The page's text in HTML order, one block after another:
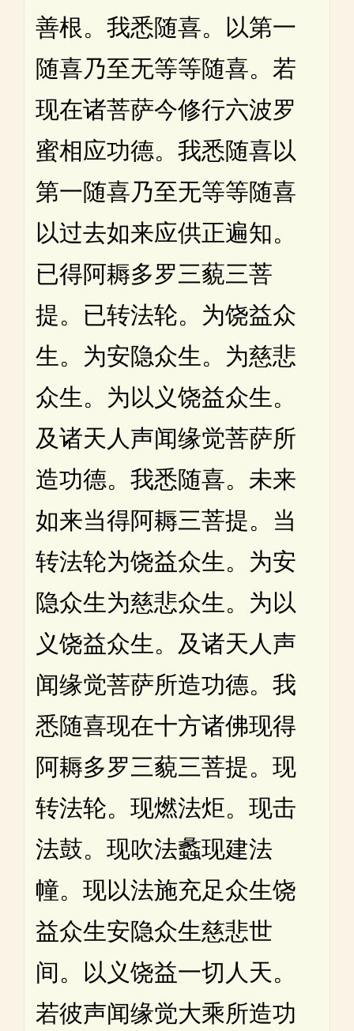
善根。我悉随喜。以第一
随喜乃至无等等随喜。若
现在诸菩萨今修行六波罗
蜜相应功德。我悉随喜以
第一随喜乃至无等等随喜
以过去如来应供正遍知。
已得阿耨多罗三藐三菩
提。已转法轮。为饶益众
生。为安隐众生。为慈悲
众生。为以义饶益众生。
及诸天人声闻缘觉菩萨所
造功德。我悉随喜。未来
如来当得阿耨三菩提。当
转法轮为饶益众生。为安
隐众生为慈悲众生。为以
义饶益众生。及诸天人声
闻缘觉菩萨所造功德。我
悉随喜现在十方诸佛现得
阿耨多罗三藐三菩提。现
转法轮。现燃法炬。现击
法鼓。现吹法蠡现建法
幢。现以法施充足众生饶
益众生安隐众生慈悲世
间。以义饶益一切人天。
若彼声闻缘觉大乘所造功